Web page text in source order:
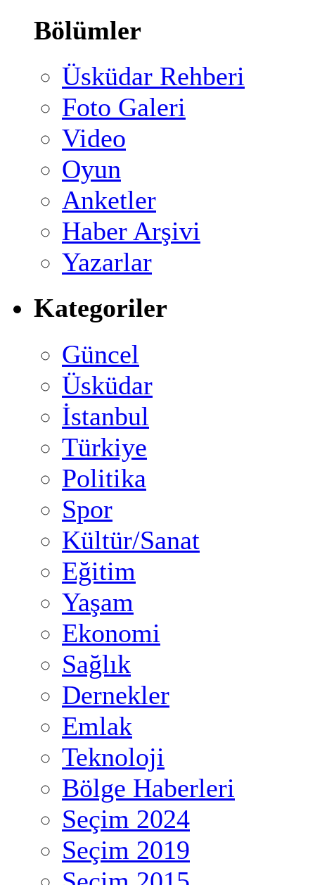
Bölümler
Üsküdar Rehberi
Foto Galeri
Video
Oyun
Anketler
Haber Arşivi
Yazarlar
Kategoriler
Güncel
Üsküdar
İstanbul
Türkiye
Politika
Spor
Kültür/Sanat
Eğitim
Yaşam
Ekonomi
Sağlık
Dernekler
Emlak
Teknoloji
Bölge Haberleri
Seçim 2024
Seçim 2019